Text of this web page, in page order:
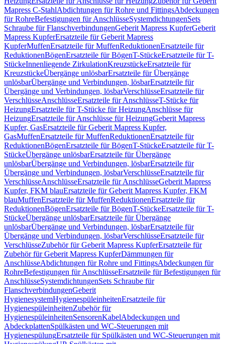
Mapress C-StahlAbdichtungen für Rohre und FittingsAbdeckungen
für RohreBefestigungen für AnschlüsseSystemdichtungenSets
Schraube für FlanschverbindungenGeberit Mapress KupferGeberit
Mapress KupferErsatzteile für Geberit Mapress
KupferMuffenErsatzteile für MuffenReduktionenErsatzteile für
ReduktionenBögenErsatzteile für BögenT-StückeErsatzteile für T-
StückeInnenliegende ZirkulationKreuzstückeErsatzteile für
KreuzstückeÜbergänge unlösbarErsatzteile für Übergänge
unlösbarÜbergänge und Verbindungen, lösbarErsatzteile für
Übergänge und Verbindungen, lösbarVerschlüsseErsatzteile für
VerschlüsseAnschlüsseErsatzteile für AnschlüsseT-Stücke für
HeizungErsatzteile für T-Stücke für HeizungAnschlüsse für
HeizungErsatzteile für Anschlüsse für HeizungGeberit Mapress
Kupfer, GasErsatzteile für Geberit Mapress Kupfer,
GasMuffenErsatzteile für MuffenReduktionenErsatzteile für
ReduktionenBögenErsatzteile für BögenT-StückeErsatzteile für T-
StückeÜbergänge unlösbarErsatzteile für Übergänge
unlösbarÜbergänge und Verbindungen, lösbarErsatzteile für
Übergänge und Verbindungen, lösbarVerschlüsseErsatzteile für
VerschlüsseAnschlüsseErsatzteile für AnschlüsseGeberit Mapress
Kupfer, FKM blauErsatzteile für Geberit Mapress Kupfer, FKM
blauMuffenErsatzteile für MuffenReduktionenErsatzteile für
ReduktionenBögenErsatzteile für BögenT-StückeErsatzteile für T-
StückeÜbergänge unlösbarErsatzteile für Übergänge
unlösbarÜbergänge und Verbindungen, lösbarErsatzteile für
Übergänge und Verbindungen, lösbarVerschlüsseErsatzteile für
VerschlüsseZubehör für Geberit Mapress KupferErsatzteile für
Zubehör für Geberit Mapress KupferDämmungen für
AnschlüsseAbdichtungen für Rohre und FittingsAbdeckungen für
RohreBefestigungen für AnschlüsseErsatzteile für Befestigungen für
AnschlüsseSystemdichtungenSets Schraube für
FlanschverbindungenGeberit
HygienesystemHygienespüleinheitenErsatzteile für
HygienespüleinheitenZubehör für
HygienespüleinheitenSensorenKabelAbdeckungen und
AbdeckplattenSpülkästen und WC-Steuerungen mit
HygienespülungErsatzteile für Spülkästen und WC-Steuerungen mit